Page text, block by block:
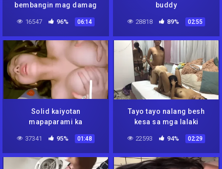
bembangin mag damag
16547 96% 06:14
buddy
28818 89% 02:55
Solid kaiyotan
mapaparami ka
37341 95% 01:48
Tayo tayo nalang besh
kesa sa mga lalaki
22593 94% 02:29